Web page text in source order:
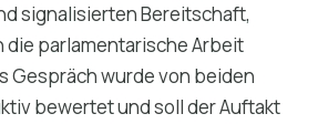
signalisierten Bereitschaft,
die parlamentarische Arbeit
Gespräch wurde von beiden
bewertet und soll der Auftakt